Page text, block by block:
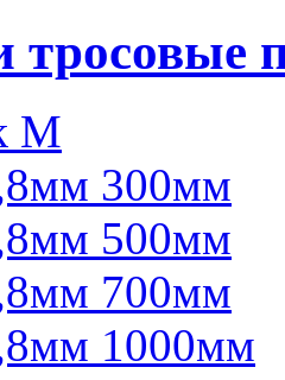
тросовые
М
300мм
500мм
700мм
1000мм